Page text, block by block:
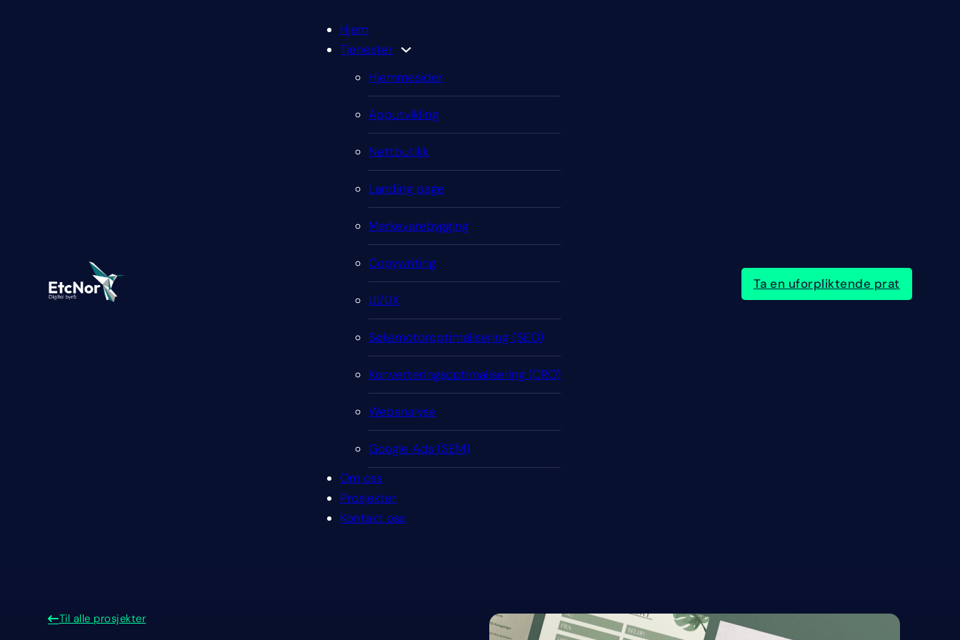
Hjem
Tjenester
Hjemmesider
Apputvikling
Nettbutikk
Landing page
Merkevarebygging
Copywriting
UI/UX
Søkemotoroptimalisering (SEO)
Konverteringsoptimalisering (CRO)
Webanalyse
Google Ads (SEM)
Om oss
Prosjekter
Kontakt oss
Ta en uforpliktende prat
Til alle prosjekter